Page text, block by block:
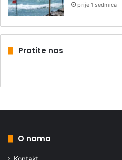
prije 1 sedmica
Pratite nas
O nama